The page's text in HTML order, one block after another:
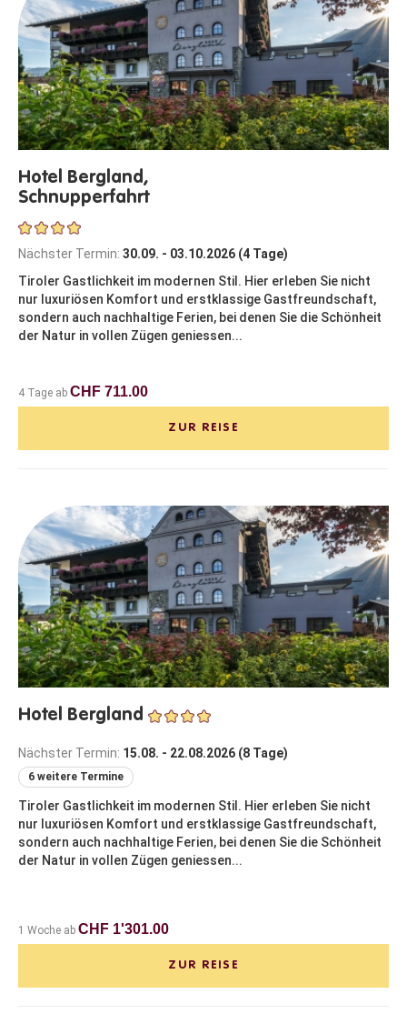
Hotel Bergland,
Schnupperfahrt
Nächster Termin: 30.09. - 03.10.2026 (4 Tage)
Tiroler Gastlichkeit im modernen Stil. Hier erleben Sie nicht
nur luxuriösen Komfort und erstklassige Gastfreundschaft,
sondern auch nachhaltige Ferien, bei denen Sie die Schönheit
der Natur in vollen Zügen geniessen...
4 Tage ab CHF 711.00
ZUR REISE
Hotel Bergland
Nächster Termin: 15.08. - 22.08.2026 (8 Tage)
6 weitere Termine
Tiroler Gastlichkeit im modernen Stil. Hier erleben Sie nicht
nur luxuriösen Komfort und erstklassige Gastfreundschaft,
sondern auch nachhaltige Ferien, bei denen Sie die Schönheit
der Natur in vollen Zügen geniessen...
1 Woche ab CHF 1'301.00
ZUR REISE